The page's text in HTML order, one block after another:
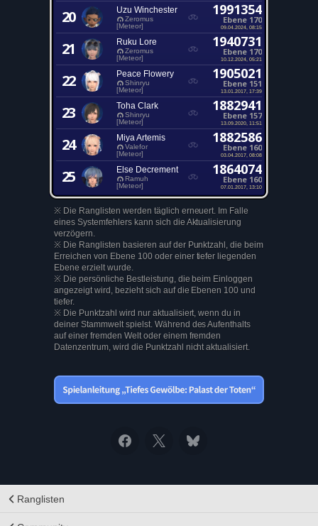
20 Uzu Winchester
Zeromus
[Meteor]
1991354
Ebene 170
09.04.2024, 08:15
21 Ruku Lore
Zeromus
[Meteor]
1940731
Ebene 170
10.12.2024, 05:21
22 Peace Flowery
Shinryu
[Meteor]
1905021
Ebene 151
13.01.2017, 17:39
23 Toha Clark
Shinryu
[Meteor]
1882941
Ebene 157
13.09.2020, 11:51
24 Miya Artemis
Valefor
[Meteor]
1882586
Ebene 160
03.04.2017, 08:08
25 Else Decrement
Ramuh
[Meteor]
1864074
Ebene 160
07.01.2017, 13:10
※ Die Ranglisten werden täglich erneuert. Im Falle
eines Systemfehlers kann sich die Aktualisierung
verzögern.
※ Die Ranglisten basieren auf der Punktzahl, die beim
Erreichen von Ebene 100 oder einer tiefer liegenden
Ebene erzielt wurde.
※ Die persönliche Bestleistung, die beim Einloggen
angezeigt wird, bezieht sich auf die Ebenen 100 und
tiefer.
※ Die Punktzahl wird nur aktualisiert, wenn du in
deiner Stammwelt spielst. Während des Aufenthalts
auf einer fremden Welt oder einem fremden
Datenzentrum, wird die Punktzahl nicht aktualisiert.
Ranglisten